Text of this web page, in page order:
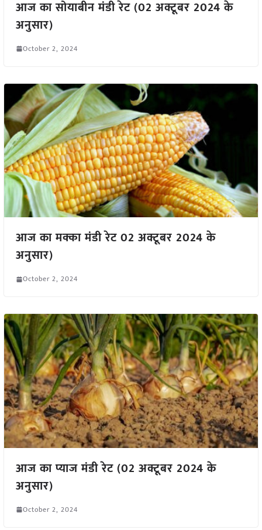
आज का सोयाबीन मंडी रेट (02 अक्टूबर 2024 के
अनुसार)
October 2, 2024
आज का मक्का मंडी रेट 02 अक्टूबर 2024 के
अनुसार)
October 2, 2024
आज का प्याज मंडी रेट (02 अक्टूबर 2024 के
अनुसार)
October 2, 2024